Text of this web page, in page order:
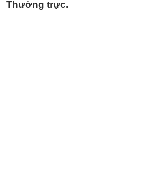
Thường trực.